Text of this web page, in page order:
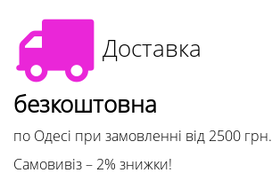
Доставка
безкоштовна
по Одесі при замовленні від 2500 грн.
Самовивіз – 2% знижки!